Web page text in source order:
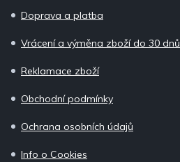
Doprava a platba
Vrácení a výměna zboží do 30 dnů
Reklamace zboží
Obchodní podmínky
Ochrana osobních údajů
Info o Cookies